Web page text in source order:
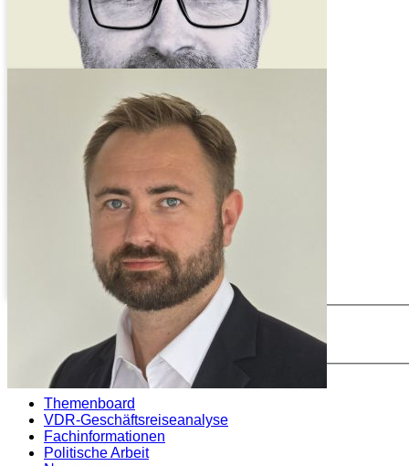
Michael Banietzki
Head of FleetShare @ Europcar
Für den Newsletter anmelden!
Themen
Themenboard
VDR-Geschäftsreiseanalyse
Fachinformationen
Politische Arbeit